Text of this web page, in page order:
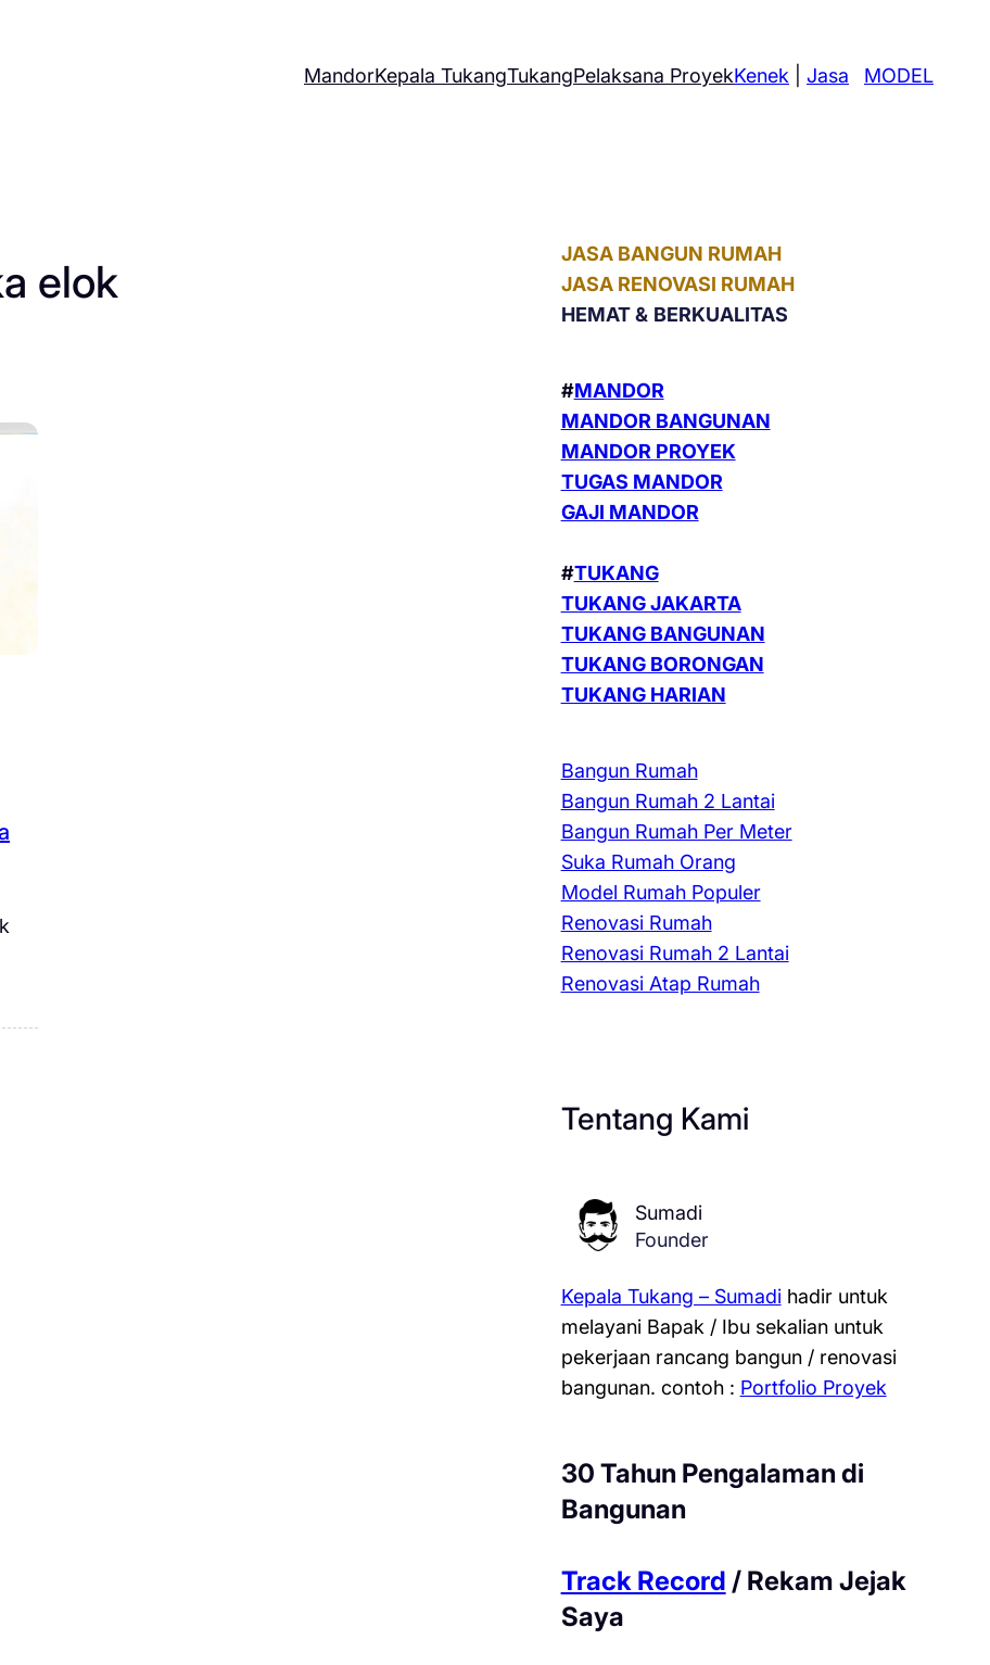
MandorKepala TukangTukangPelaksana ProyekKenek |Jasa MODEL
elok
JASA BANGUN RUMAH
JASA RENOVASI RUMAH
HEMAT & BERKUALITAS
#MANDOR
MANDOR BANGUNAN
MANDOR PROYEK
TUGAS MANDOR
GAJI MANDOR
#TUKANG
TUKANG JAKARTA
TUKANG BANGUNAN
TUKANG BORONGAN
TUKANG HARIAN
Bangun Rumah
Bangun Rumah 2 Lantai
Bangun Rumah Per Meter
Suka Rumah Orang
Model Rumah Populer
Renovasi Rumah
Renovasi Rumah 2 Lantai
Renovasi Atap Rumah
Tentang Kami
Sumadi
Founder
Kepala Tukang – Sumadihadir untuk
melayani Bapak / Ibu sekalian untuk
pekerjaan rancang bangun / renovasi
bangunan. contoh : Portfolio Proyek
30 Tahun Pengalaman di
Bangunan
Track Record / Rekam Jejak
Saya